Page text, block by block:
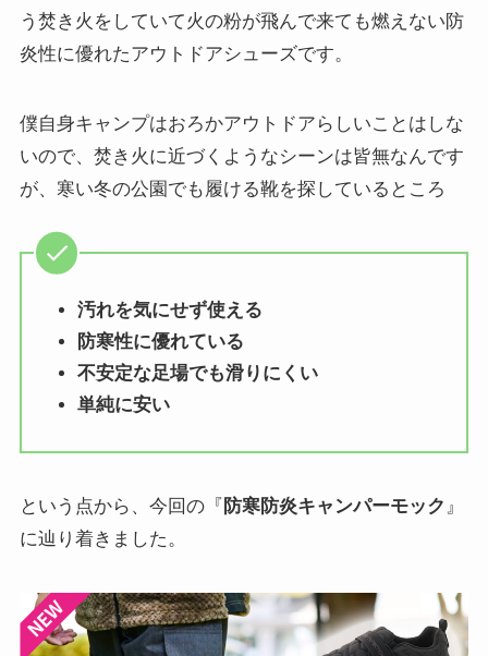
う焚き火をしていて火の粉が飛んで来ても燃えない防
炎性に優れたアウトドアシューズです。
僕自身キャンプはおろかアウトドアらしいことはしな
いので、焚き火に近づくようなシーンは皆無なんです
が、寒い冬の公園でも履ける靴を探しているところ
汚れを気にせず使える
防寒性に優れている
不安定な足場でも滑りにくい
単純に安い
という点から、今回の『 防寒防炎キャンパーモック 』
に辿り着きました。